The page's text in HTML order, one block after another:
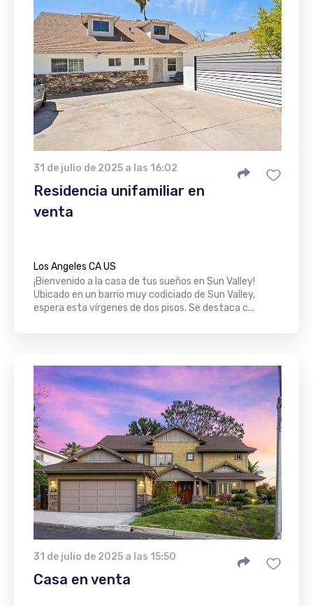
31 de julio de 2025 a las 16:02
Residencia unifamiliar en
venta
Los Angeles CA US
¡Bienvenido a la casa de tus sueños en Sun Valley!
Ubicado en un barrio muy codiciado de Sun Valley,
espera esta vírgenes de dos pisos. Se destaca c...
31 de julio de 2025 a las 15:50
Casa en venta